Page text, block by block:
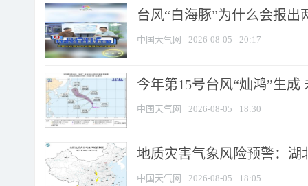
台风“白海豚”为什么会报出
中国天气网 2026-08-05 20:17
今年第15号台风“灿鸿”生成
中国天气网 2026-08-05 18:30
地质灾害气象风险预警：湖
中国天气网 2026-08-05 18:05